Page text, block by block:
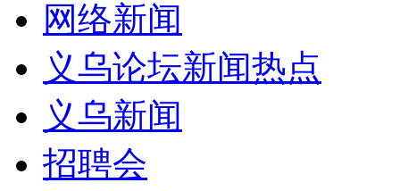
网络新闻
义乌论坛新闻热点
义乌新闻
招聘会